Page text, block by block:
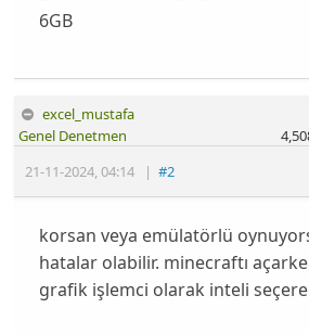
6GB
excel_mustafa
21-11-2024,04:14 |#2
Genel Denetmen
korsan veya emülatörlü
hatalar olabilir. minecraftı
grafik işlemci olarak inteli